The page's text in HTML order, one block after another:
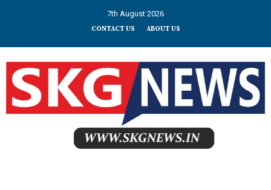
7th August 2026
CONTACT US ABOUT US